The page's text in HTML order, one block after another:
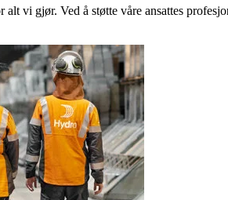
vi gjør. Ved å støtte våre ansattes